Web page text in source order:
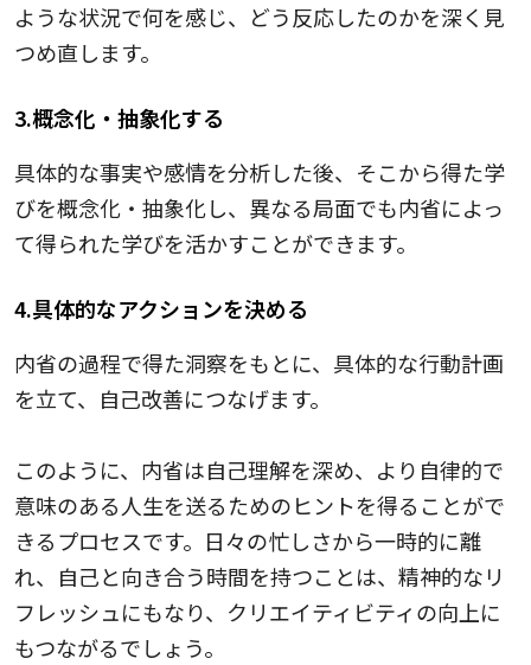
ような状況で何を感じ、どう反応したのかを深く見
つめ直します。
3.概念化・抽象化する
具体的な事実や感情を分析した後、そこから得た学
びを概念化・抽象化し、異なる局面でも内省によっ
て得られた学びを活かすことができます。
4.具体的なアクションを決める
内省の過程で得た洞察をもとに、具体的な行動計画
を立て、自己改善につなげます。
このように、内省は自己理解を深め、より自律的で
意味のある人生を送るためのヒントを得ることがで
きるプロセスです。日々の忙しさから一時的に離
れ、自己と向き合う時間を持つことは、精神的なリ
フレッシュにもなり、クリエイティビティの向上に
もつながるでしょう。